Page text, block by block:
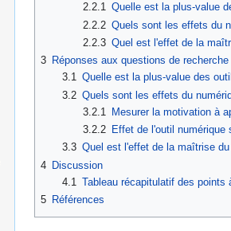
2.2.1 Quelle est la plus-value
2.2.2 Quels sont les effets du
2.2.3 Quel est l'effet de la
3 Réponses aux questions de recherche
3.1 Quelle est la plus-value des
3.2 Quels sont les effets du
3.2.1
Mesurer la motivation à
3.2.2 Effet de l'outil numérique
3.3 Quel est l'effet de la maîtrise
4 Discussion
4.1 Tableau récapitulatif des points
5 Références